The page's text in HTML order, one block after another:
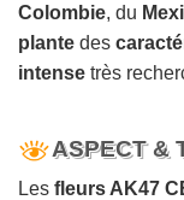
Colombie, du
plante des
intense très
ASPECT &
Les fleurs AK47